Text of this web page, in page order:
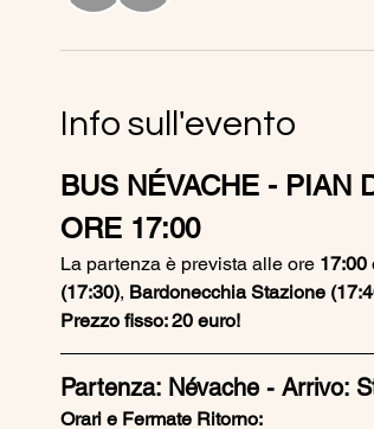
Info sull'evento
BUS NÉVACHE - PIAN
ORE 17:00
La partenza è prevista alle ore 17:00
(17:30), Bardonecchia Stazione
Prezzo fisso: 20 euro!
Partenza: Névache - Arrivo:
Orari e Fermate Ritorno: